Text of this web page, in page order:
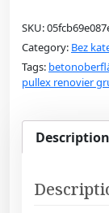
SKU:
Category: Bez
Tags:
pullex renovier
Description